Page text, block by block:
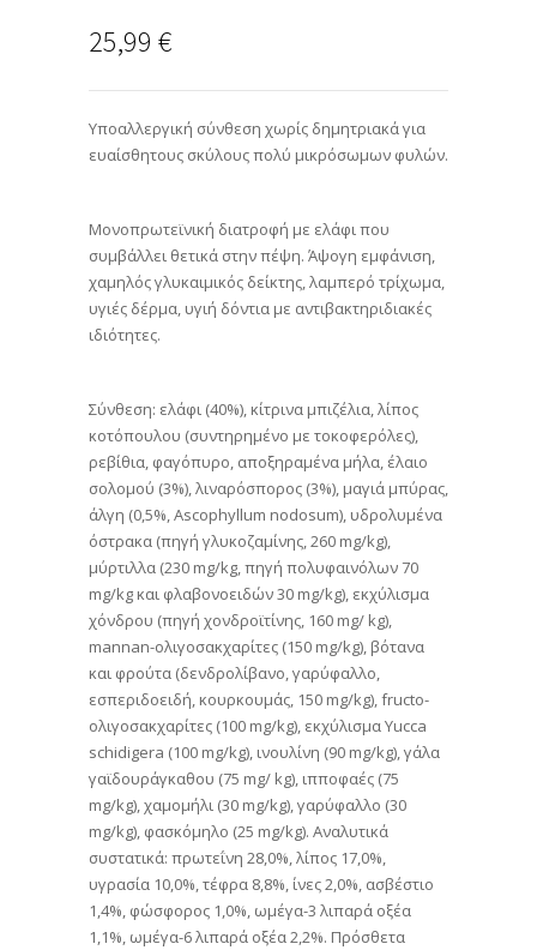
25,99 €
Υποαλλεργική σύνθεση χωρίς δημητριακά για
ευαίσθητους σκύλους πολύ μικρόσωμων φυλών.
Μονοπρωτεϊνική διατροφή με ελάφι που
συμβάλλει θετικά στην πέψη. Άψογη εμφάνιση,
χαμηλός γλυκαιμικός δείκτης, λαμπερό τρίχωμα,
υγιές δέρμα, υγιή δόντια με αντιβακτηριδιακές
ιδιότητες.
Σύνθεση: ελάφι (40%), κίτρινα μπιζέλια, λίπος
κοτόπουλου (συντηρημένο με τοκοφερόλες),
ρεβίθια, φαγόπυρο, αποξηραμένα μήλα, έλαιο
σολομού (3%), λιναρόσπορος (3%), μαγιά μπύρας,
άλγη (0,5%, Ascophyllum nodosum), υδρολυμένα
όστρακα (πηγή γλυκοζαμίνης, 260 mg/kg),
μύρτιλλα (230 mg/kg, πηγή πολυφαινόλων 70
mg/kg και φλαβονοειδών 30 mg/kg), εκχύλισμα
χόνδρου (πηγή χονδροϊτίνης, 160 mg/ kg),
mannan-ολιγοσακχαρίτες (150 mg/kg), βότανα
και φρούτα (δενδρολίβανο, γαρύφαλλο,
εσπεριδοειδή, κουρκουμάς, 150 mg/kg), fructo-
ολιγοσακχαρίτες (100 mg/kg), εκχύλισμα Yucca
schidigera (100 mg/kg), ινουλίνη (90 mg/kg), γάλα
γαϊδουράγκαθου (75 mg/ kg), ιπποφαές (75
mg/kg), χαμoμήλι (30 mg/kg), γαρύφαλλο (30
mg/kg), φασκόμηλο (25 mg/kg). Αναλυτικά
συστατικά: πρωτεΐνη 28,0%, λίπος 17,0%,
υγρασία 10,0%, τέφρα 8,8%, ίνες 2,0%, ασβέστιο
1,4%, φώσφορος 1,0%, ωμέγα-3 λιπαρά οξέα
1,1%, ωμέγα-6 λιπαρά οξέα 2,2%. Πρόσθετα